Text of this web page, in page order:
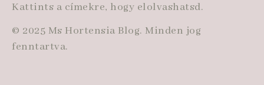
Kattints a címekre, hogy elolvashatsd.
© 2025 Ms Hortensia Blog. Minden jog
fenntartva.